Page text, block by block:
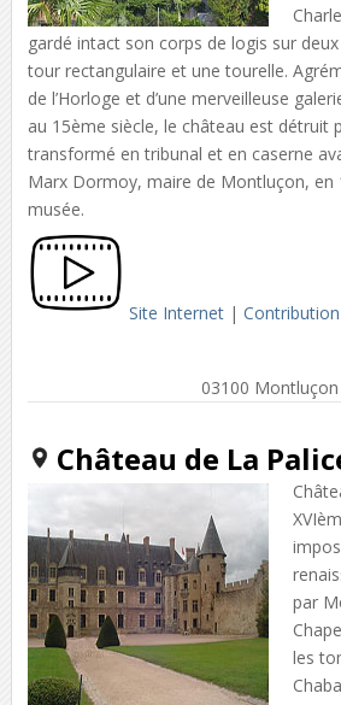
gardé intact son corps de logis sur
tour rectangulaire et une tourelle.
de l’Horloge et d’une merveilleuse
au 15ème siècle, le château est détruit
transformé en tribunal et en caserne
Marx Dormoy, maire de Montluçon, en
musée.
Site Internet| Contribution
03100
Château de La
par
les